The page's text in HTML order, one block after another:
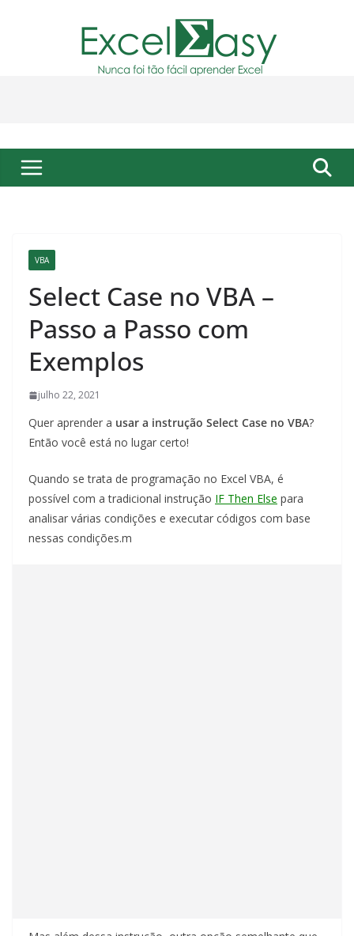
VBA
Select Case no VBA –
Passo a Passo com
Exemplos
julho 22, 2021
Quer aprender a usar a instrução Select Case no VBA?
Então você está no lugar certo!
Quando se trata de programação no Excel VBA, é
possível com a tradicional instrução IF Then Else para
analisar várias condições e executar códigos com base
nessas condições.m